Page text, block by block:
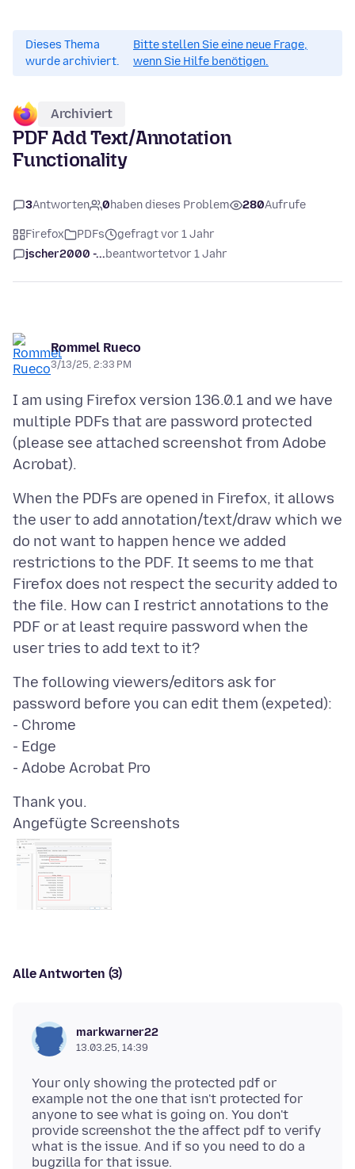
Dieses Thema
wurde archiviert.
Bitte stellen Sie eine neue Frage,
wenn Sie Hilfe benötigen.
Archiviert
PDF Add Text/Annotation
Functionality
3Antworten 0haben dieses Problem 280Aufrufe
Firefox PDFs
gefragt vor 1 Jahr
jscher2000 -...beantwortetvor 1 Jahr
Rommel Rueco
3/13/25, 2:33 PM
I am using Firefox version 136.0.1 and we have
multiple PDFs that are password protected
(please see attached screenshot from Adobe
When the PDFs are opened in Firefox, it allows
the user to add annotation/text/draw which we
do not want to happen hence we added
restrictions to the PDF. It seems to me that
Firefox does not respect the security added to
the file. How can I restrict annotations to the
PDF or at least require password when the
The following viewers/editors ask for
password before you can edit them (expeted):
- Chrome
- Edge
Angefügte Screenshots
Alle Antworten (3)
markwarner22
13.03.25, 14:39
Your only showing the protected pdf or
example not the one that isn't protected for
anyone to see what is going on. You don't
provide screenshot the the affect pdf to verify
what is the issue. And if so you need to do a